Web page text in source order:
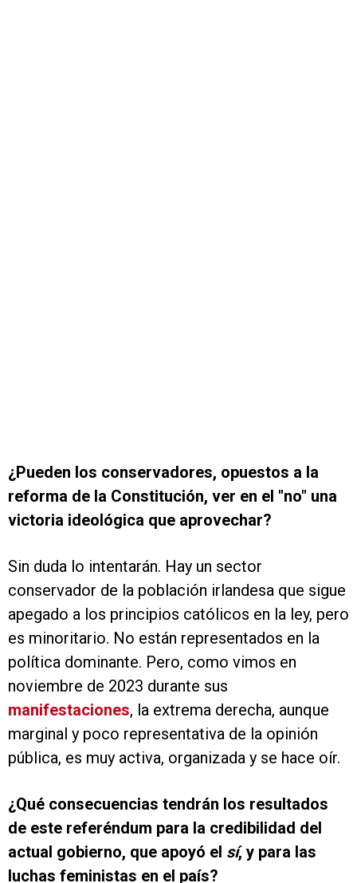
¿Pueden los conservadores, opuestos a la
reforma de la Constitución, ver en el "no" una
victoria ideológica que aprovechar?
Sin duda lo intentarán. Hay un sector
conservador de la población irlandesa que sigue
apegado a los principios católicos en la ley, pero
es minoritario. No están representados en la
política dominante. Pero, como vimos en
noviembre de 2023 durante sus
manifestaciones, la extrema derecha, aunque
marginal y poco representativa de la opinión
pública, es muy activa, organizada y se hace oír.
¿Qué consecuencias tendrán los resultados
de este referéndum para la credibilidad del
actual gobierno, que apoyó el sí, y para las
luchas feministas en el país?